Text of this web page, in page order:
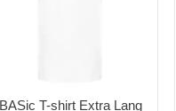
BASic T-shirt Extra Lang